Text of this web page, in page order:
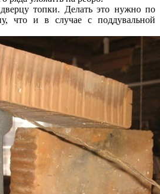
дверцу топки. Делать это нужно по
что и в случае с поддувальной